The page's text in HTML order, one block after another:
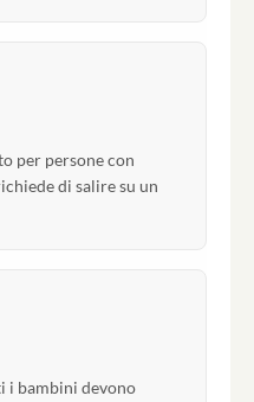
per persone con
di salire su un
i bambini devono